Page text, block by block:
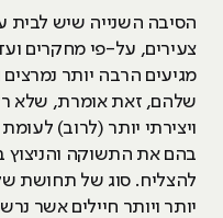
הסיבה השנייה שיש לבית
צעירים, על-פי מחקרים
מגיעים הרבה יותר
שלהם, זאת אומרת, שלא
ויצירתי יותר (לרוב)
בהם את התשוקה והניצוץ
להצליח. סוג של תחושת
יותר ויותר חיילים אשר